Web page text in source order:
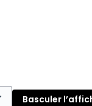
Basculer